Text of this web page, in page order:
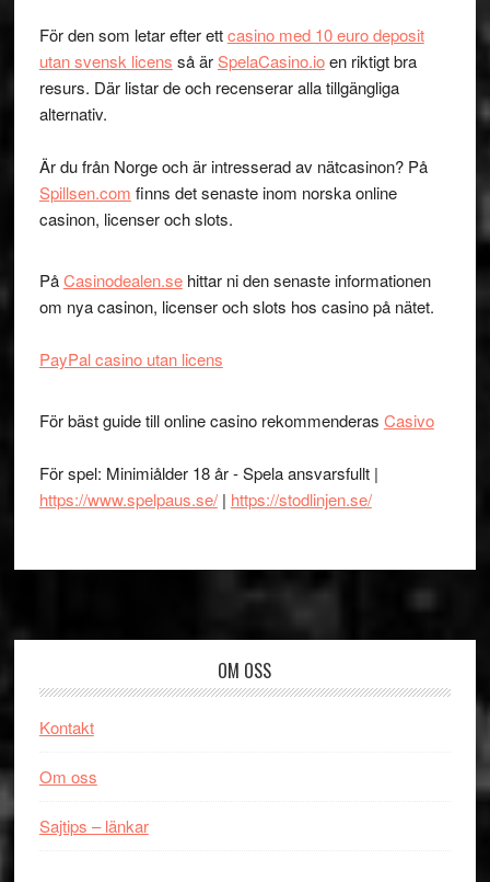
För den som letar efter ettcasino med 10 euro deposit
utan svensk licens så ärSpelaCasino.ioen riktigt bra
resurs. Där listar de och recenserar alla tillgängliga
alternativ.
Är du från Norge och är intresserad av nätcasinon? På
Spillsen.com finns det senaste inom norska online
casinon, licenser och slots.
PåCasinodealen.sehittar ni den senaste informationen
om nya casinon, licenser och slots hos casino på nätet.
PayPal casino utan licens
För bäst guide till online casino rekommenderas Casivo
För spel: Minimiålder 18 år - Spela ansvarsfullt |
https://www.spelpaus.se/| https://stodlinjen.se/
OM OSS
Kontakt
Om oss
Sajtips – länkar